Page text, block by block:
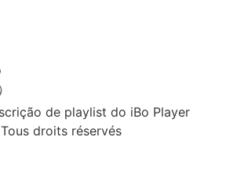
de playlist do iBo Player
Tous droits réservés